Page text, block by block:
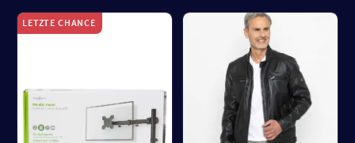
LETZTE CHANCE